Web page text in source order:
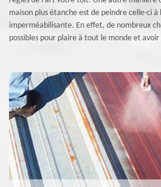
maison plus étanche est de peindre celle-ci à
imperméabilisante. En effet, de nombreux
possibles pour plaire à tout le monde et